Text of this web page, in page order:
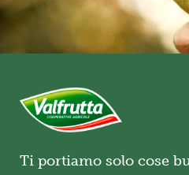
Ti portiamo solo cose